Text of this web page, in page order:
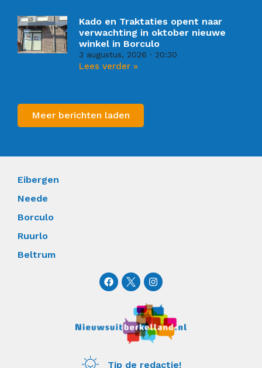
Kado en Traktaties opent naar
verwachting in oktober nieuwe
winkel in Borculo
3 augustus, 2026 20:30
Lees verder »
Meer berichten laden
Eibergen
Neede
Borculo
Ruurlo
Beltrum
F
a
o
o
I
n
t
a
g
r
a
Tip de redactie!